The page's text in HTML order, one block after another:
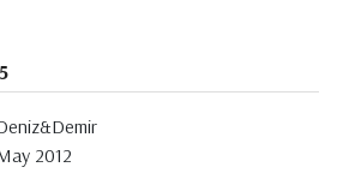
5
2012